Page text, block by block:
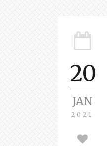
20
JAN
2021